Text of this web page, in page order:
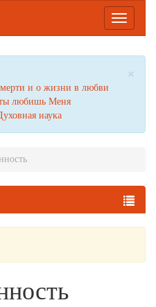
Toggle
×
и о жизни в любви
ты любишь Меня
наука